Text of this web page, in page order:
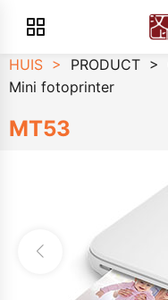
HUIS > PRODUCT >
Mini fotoprinter
MT53